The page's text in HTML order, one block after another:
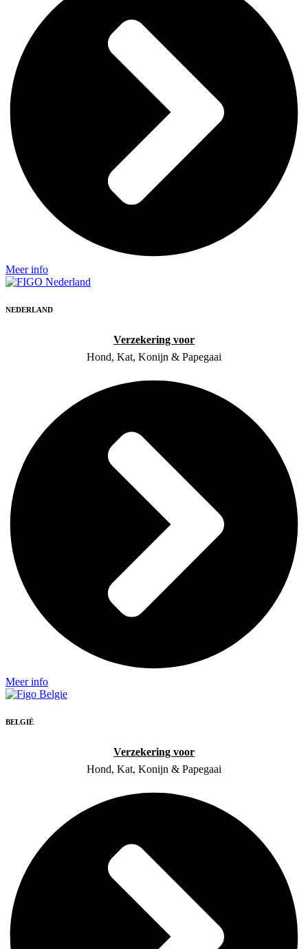
Meer info
NEDERLAND
Verzekering voor
Hond, Kat, Konijn & Papegaai
Meer info
BELGIË
Verzekering voor
Hond, Kat, Konijn & Papegaai